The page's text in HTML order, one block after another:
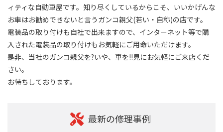
ィティな自動車屋です。知り尽くしているからこそ、いいかげんな
お車はお勧めできないと言うガンコ親父(若い・自称)の店です。
電装品の取り付けも自社で出来ますので、インターネット等で購
入された電装品の取り付けもお気軽にご用命いただけます。
是非、当社のガンコ親父を?いや、車を!!見にお気軽にご来店くだ
さい。
お待ちしております。
最新の修理事例